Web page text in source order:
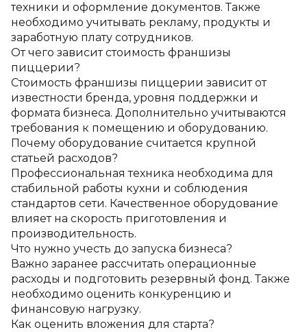
техники и оформление документов. Также
необходимо учитывать рекламу, продукты и
заработную плату сотрудников.
От чего зависит стоимость франшизы
пиццерии?
Стоимость франшизы пиццерии зависит от
известности бренда, уровня поддержки и
формата бизнеса. Дополнительно учитываются
требования к помещению и оборудованию.
Почему оборудование считается крупной
статьей расходов?
Профессиональная техника необходима для
стабильной работы кухни и соблюдения
стандартов сети. Качественное оборудование
влияет на скорость приготовления и
производительность.
Что нужно учесть до запуска бизнеса?
Важно заранее рассчитать операционные
расходы и подготовить резервный фонд. Также
необходимо оценить конкуренцию и
финансовую нагрузку.
Как оценить вложения для старта?